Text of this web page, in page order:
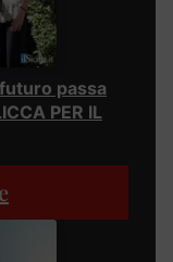
passa
PER IL